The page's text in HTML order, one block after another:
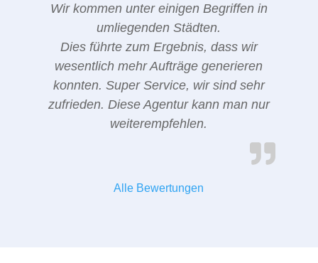
Wir kommen unter einigen Begriffen in
umliegenden Städten.
Dies führte zum Ergebnis, dass wir
wesentlich mehr Aufträge generieren
konnten. Super Service, wir sind sehr
zufrieden. Diese Agentur kann man nur
weiterempfehlen.
Alle Bewertungen